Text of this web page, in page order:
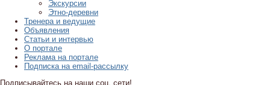
Экскурсии
Этно-деревни
Тренера и ведущие
Объявления
Статьи и интервью
О портале
Реклама на портале
Подписка на email-рассылку
Подписывайтесь на наши соц. сети!